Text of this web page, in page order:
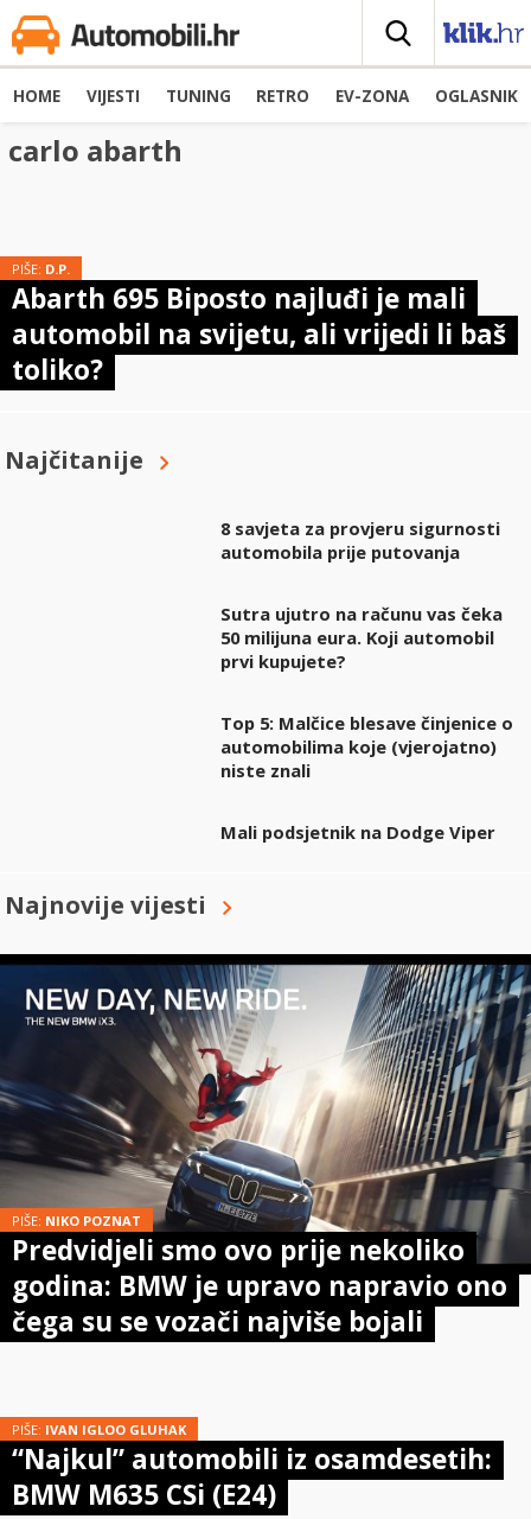
HOME VIJESTI TUNING RETRO EV-ZONA OGLASNIK
carlo abarth
PIŠE: D.P.
Abarth 695 Biposto najluđi je mali
automobil na svijetu, ali vrijedi li baš
toliko?
Najčitanije
8 savjeta za provjeru sigurnosti
automobila prije putovanja
Sutra ujutro na računu vas čeka
50 milijuna eura. Koji automobil
prvi kupujete?
Top 5: Malčice blesave činjenice o
automobilima koje (vjerojatno)
niste znali
Mali podsjetnik na Dodge Viper
Najnovije vijesti
PIŠE: NIKO POZNAT
Predvidjeli smo ovo prije nekoliko
godina: BMW je upravo napravio ono
čega su se vozači najviše bojali
PIŠE: IVAN IGLOO GLUHAK
“Najkul” automobili iz osamdesetih:
BMW M635 CSi (E24)